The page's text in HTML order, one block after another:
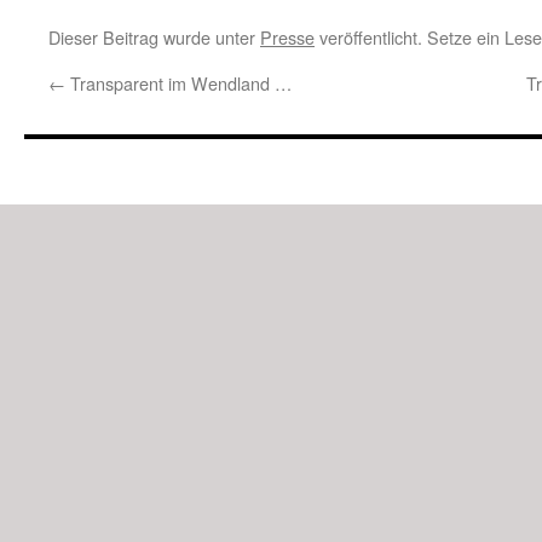
Dieser Beitrag wurde unter Presseveröffentlicht. Setze ein
← Transparent im Wendland …